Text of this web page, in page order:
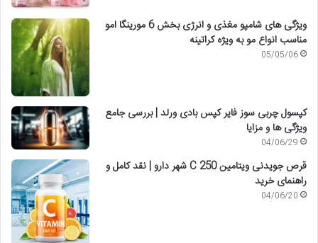
ویژگی های شامپو مغذی و انرژی بخش 6 مورینگا امو
مناسب انواع مو به ویژه کراتینه
05/05/06
کپسول چربی سوز فایر کپس بادی ورلد | بررسی جامع
ویژگی ها و مزایا
04/06/29
قرص جویدنی ویتامین C 250 شهر دارو | نقد کامل و
راهنمای خرید
04/06/20